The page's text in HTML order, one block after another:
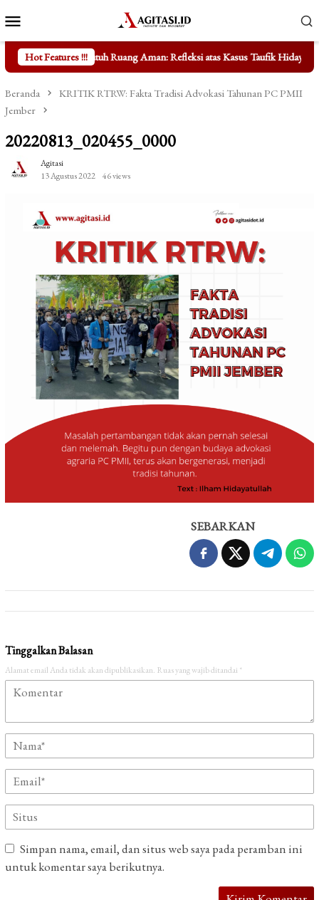
ke
kontenMobile
Hot Features !!!
Ruang Aman: Refleksi atas Kasus Taufik Hidayat Mengungkap
Beranda
KRITIK RTRW: Fakta Tradisi Advokasi Tahunan PC PMII
Jember
20220813_020455_0000
Agitasi
13 Agustus 2022
46 views
SEBARKAN
Tinggalkan Balasan
Alamat email Anda tidak akan dipublikasikan. Ruas yang wajib ditandai *
Simpan nama, email, dan situs web saya pada peramban ini
untuk komentar saya berikutnya.